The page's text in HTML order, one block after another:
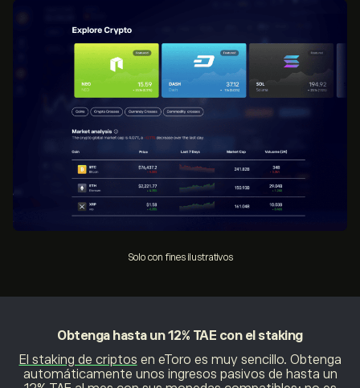
Solo con fines ilustrativos
Obtenga hasta un 12% TAE con el staking
El staking de criptos en eToro es muy sencillo. Obtenga
automáticamente unos ingresos pasivos de hasta un